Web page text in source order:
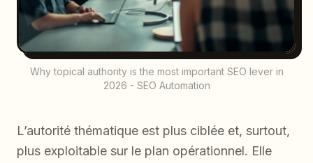
Why topical authority is the most important SEO lever in
2026 - SEO Automation
L’autorité thématique est plus ciblée et, surtout,
plus exploitable sur le plan opérationnel. Elle